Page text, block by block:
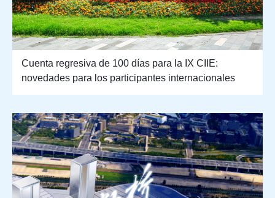
Cuenta regresiva de 100 días para la IX CIIE:
novedades para los participantes internacionales